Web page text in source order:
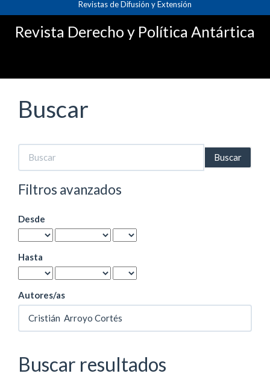
principal
Contenido
Revistas de Difusión y Extensión
Revista Derecho y Política Antártica
Buscar
Buscar
artículos
por
Filtros avanzados
Desde
Hasta
Autores/as
Buscar resultados